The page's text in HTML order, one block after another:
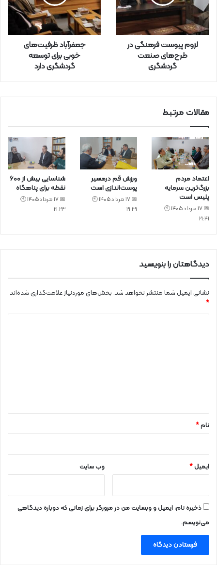
ا
و
ا
ر
لزوم پیوست فرهنگی در
طرح‌های صنعت
گردشگری
جعفرآباد ظرفیت‌های
خوبی برای توسعه
گردشگری دارد
مقالات مرتبط
اعتماد مردم
بزرگ‌ترین سرمایه
پلیس است
📅 17 مرداد 1405 🕙
21:41
ورزش قم درمسیر
پوست‌اندازی است
📅 17 مرداد 1405 🕙
21:31
شناسایی بیش از ۶۰۰
نقطه برای پناهگاه
📅 17 مرداد 1405 🕙
21:23
دیدگاهتان را بنویسید
نشانی ایمیل شما منتشر نخواهد شد. بخش‌های موردنیاز علامت‌گذاری شده‌اند
*
نام*
ایمیل* وب‌ سایت
ذخیره نام، ایمیل و وبسایت من در مرورگر برای زمانی که دوباره دیدگاهی
می‌نویسم.